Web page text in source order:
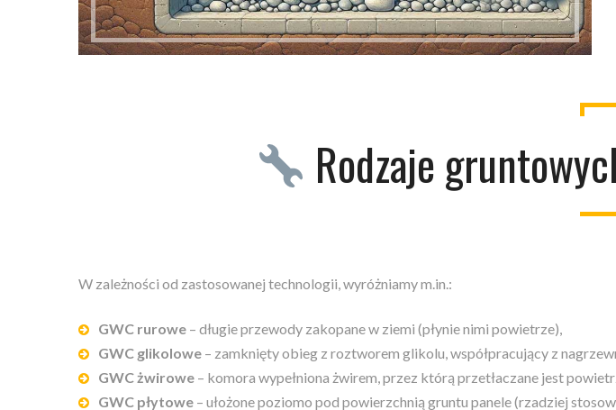
Rodzaje
W zależności od zastosowanej technologii, wyróżniamy m.in.:
GWC rurowe – długie przewody zakopane w ziemi (płynie nimi powietrze),
GWC glikolowe – zamknięty obieg z roztworem glikolu, współpracujący z
GWC żwirowe – komora wypełniona żwirem, przez którą przetłaczane jest
GWC płytowe – ułożone poziomo pod powierzchnią gruntu panele (rzadziej